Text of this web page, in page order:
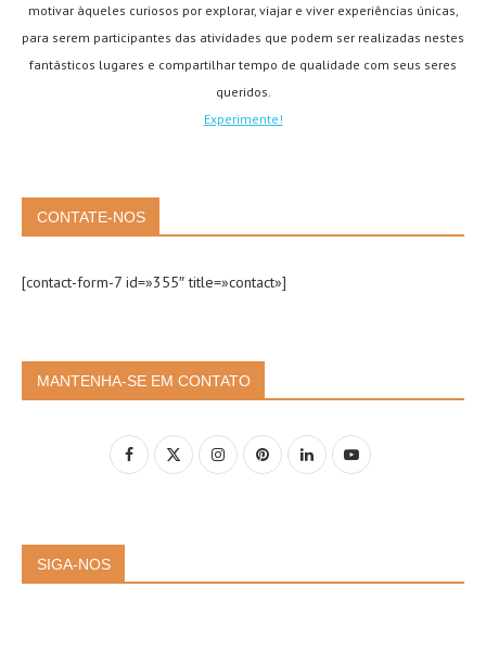
motivar àqueles curiosos por explorar, viajar e viver experiências únicas,
para serem participantes das atividades que podem ser realizadas nestes
fantásticos lugares e compartilhar tempo de qualidade com seus seres
queridos.
Experimente!
CONTATE-NOS
[contact-form-7 id=»355″ title=»contact»]
MANTENHA-SE EM CONTATO
SIGA-NOS